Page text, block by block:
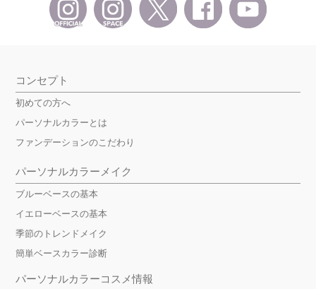
コンセプト
初めての方へ
パーソナルカラーとは
ファンデーションのこだわり
パーソナルカラーメイク
ブルーベースの基本
イエローベースの基本
季節のトレンドメイク
簡単ベースカラー診断
パーソナルカラーコスメ情報